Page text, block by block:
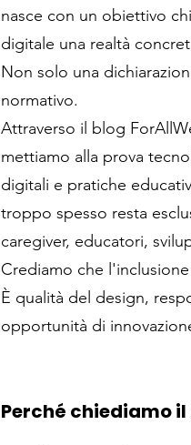
nasce con un obiettivo
digitale una realtà
Non solo una
normativo.
Attraverso il blog
mettiamo alla prova
digitali e pratiche
troppo spesso resta
caregiver, educatori,
Crediamo che
È qualità del design,
opportunità di
Perché chiediamo